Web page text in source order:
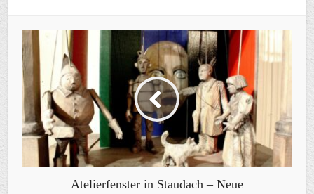
Atelierfenster in Staudach – Neue